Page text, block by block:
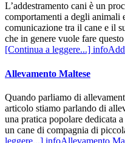
L’addestramento cani è un
comportamenti a degli animali
comunicazione tra il cane e il
che in genere vuole fare
[Continua a leggere...]
Allevamento Maltese
Quando parliamo di
articolo stiamo parlando di
una pratica popolare dedicata
un cane di compagnia di
leggere...] infoAllevamento